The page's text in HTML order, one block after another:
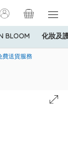
BLOOM 化妝及
簽賬回贈！
費送貨服務
於HK$600(折